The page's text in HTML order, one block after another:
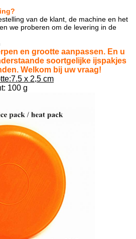
van de klant, de machine en het
we proberen om de levering in de
en grootte aanpassen. En u
soortgelijke ijspakjes
Welkom bij uw vraag!
x 2,5 cm
100 g